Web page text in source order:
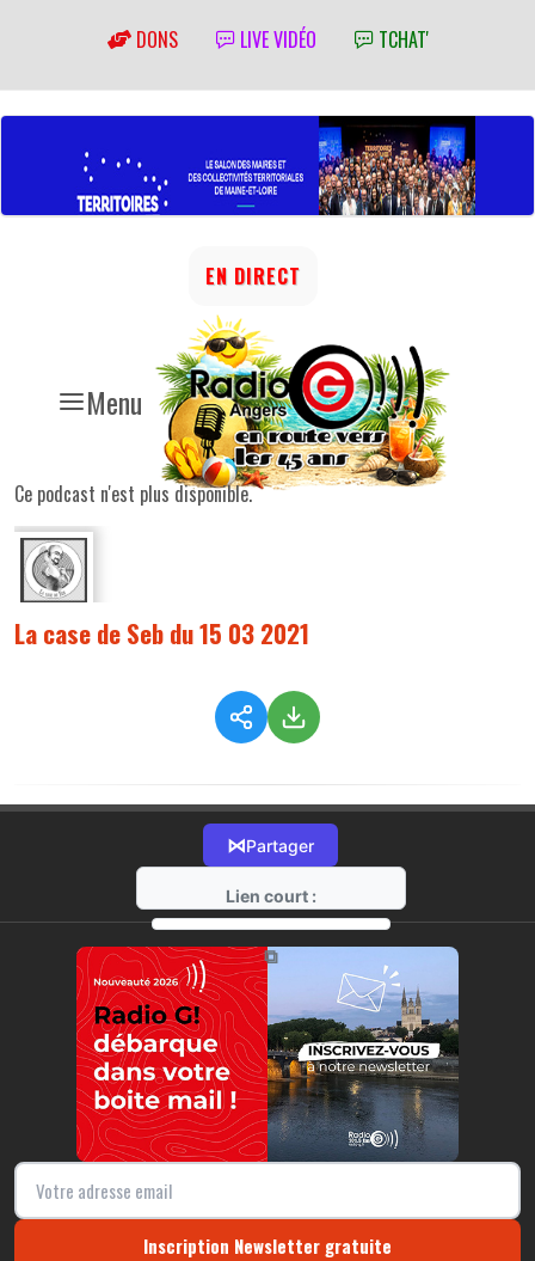
DONS LIVE VIDÉO TCHAT'
Menu
EN DIRECT
Ce podcast n'est plus disponible.
La case de Seb du 15 03 2021
⋈Partager
Lien court :
https://radio-g.fr?5808
⧉
Inscription Newsletter gratuite